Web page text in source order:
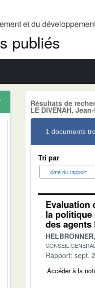
et du
publiés
Résultats de
LE DIVENAH,
1 documents
Tri par
date du rapport
Evaluation
la politique
des agents
CONSEIL
Rapport: sept.
Accéder à la